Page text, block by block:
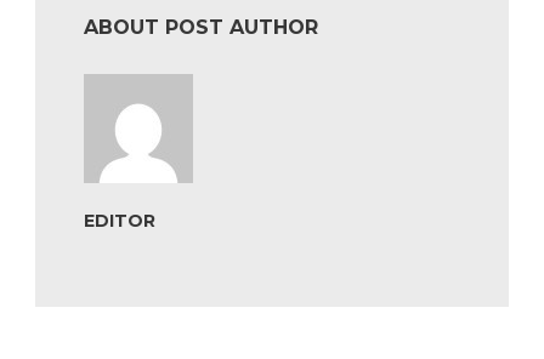
ABOUT POST AUTHOR
EDITOR